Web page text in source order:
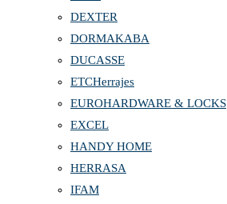
DEXTER
DORMAKABA
DUCASSE
ETCHerrajes
EUROHARDWARE & LOCKS
EXCEL
HANDY HOME
HERRASA
IFAM